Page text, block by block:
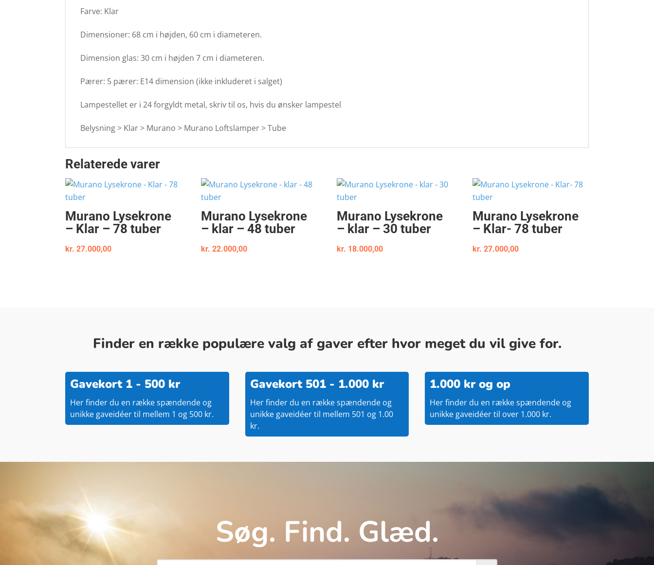
Farve: Klar
Dimensioner: 68 cm i højden, 60 cm i diameteren.
Dimension glas: 30 cm i højden 7 cm i diameteren.
Pærer: 5 pærer: E14 dimension (ikke inkluderet i salget)
Lampestellet er i 24 forgyldt metal, skriv til os, hvis du ønsker lampestel
Belysning > Klar > Murano > Murano Loftslamper > Tube
Relaterede varer
Murano Lysekrone
– Klar – 78 tuber
kr. 27.000,00
Murano Lysekrone
– klar – 48 tuber
kr. 22.000,00
Murano Lysekrone
– klar – 30 tuber
kr. 18.000,00
Murano Lysekrone
– Klar- 78 tuber
kr. 27.000,00
Finder en række populære valg af gaver efter hvor meget du vil give for.
Gavekort 1 - 500 kr
Her finder du en række spændende og
unikke gaveidéer til mellem 1 og 500 kr.
Gavekort 501 - 1.000 kr
Her finder du en række spændende og
unikke gaveidéer til mellem 501 og 1.00
kr.
1.000 kr og op
Her finder du en række spændende og
unikke gaveidéer til over 1.000 kr.
Søg. Find. Glæd.